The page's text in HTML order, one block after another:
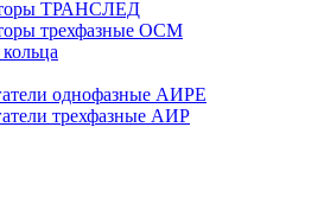
ТРАНСЛЕД
трехфазные ОСМ
однофазные АИРЕ
трехфазные АИР